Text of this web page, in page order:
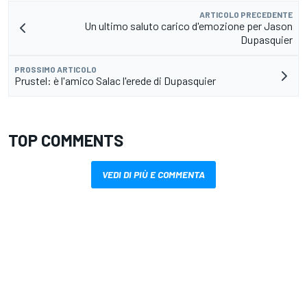
ARTICOLO PRECEDENTE
Un ultimo saluto carico d'emozione per Jason
Dupasquier
PROSSIMO ARTICOLO
Prustel: è l'amico Salac l'erede di Dupasquier
TOP COMMENTS
VEDI DI PIÙ E COMMENTA